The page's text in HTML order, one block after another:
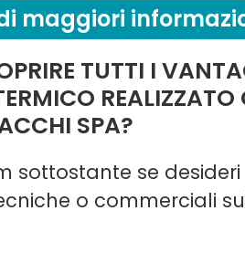
maggiori
TUTTI I
REALIZZATO
SPA?
sottostante se
o commerciali